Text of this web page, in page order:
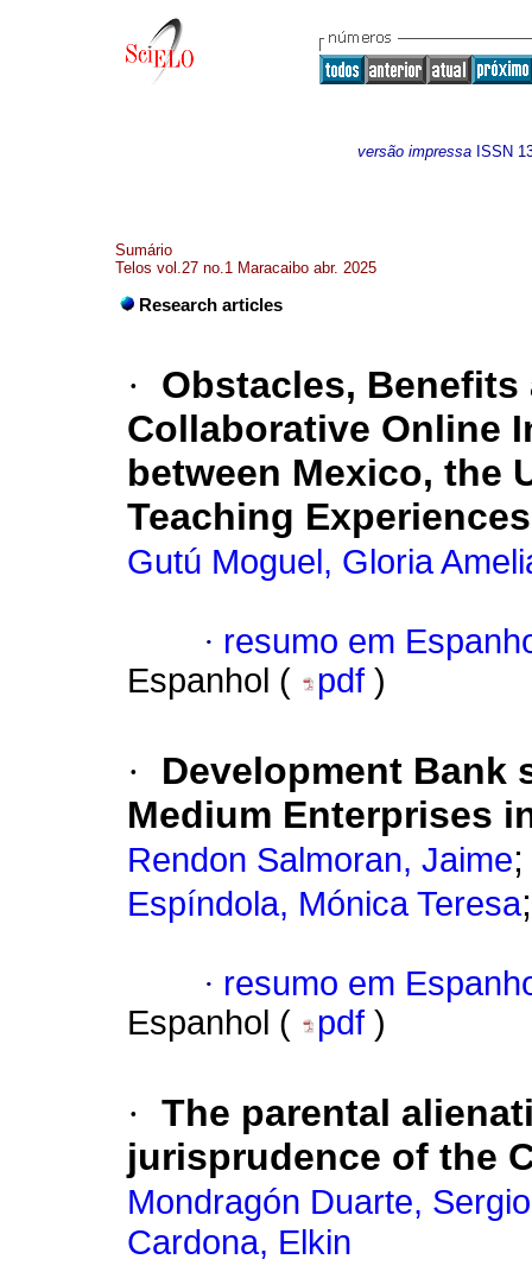
versão impressa ISSN
Sumário
Telos vol.27 no.1 Maracaibo abr. 2025
Research articles
·
Obstacles,
Collaborative Online
between Mexico, the
Teaching Experiences
Gutú Moguel, Gloria
· resumo em
Espanhol (
pdf )
·
Development Bank
Medium Enterprises
Rendon Salmoran, Jaime
Espíndola, Mónica Teresa
· resumo em
Espanhol (
pdf )
· The parental
jurisprudence of the
Mondragón Duarte,
Cardona, Elkin